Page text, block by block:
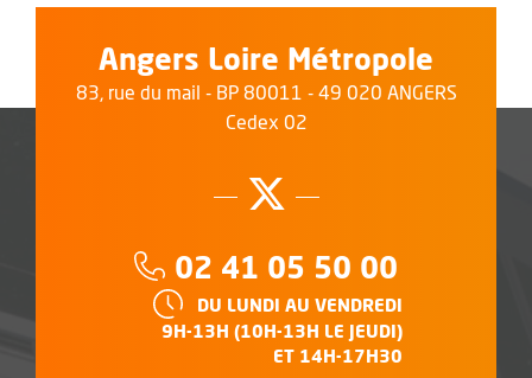
Angers Loire Métropole
83, rue du mail - BP 80011 - 49 020 ANGERS
Cedex 02
Suivez-nous
, Ouvre une
Téléphone :
02 41 05 50 00
HORAIRES :
DU LUNDI AU VENDREDI
9H-13H (10H-13H LE JEUDI)
ET 14H-17H30